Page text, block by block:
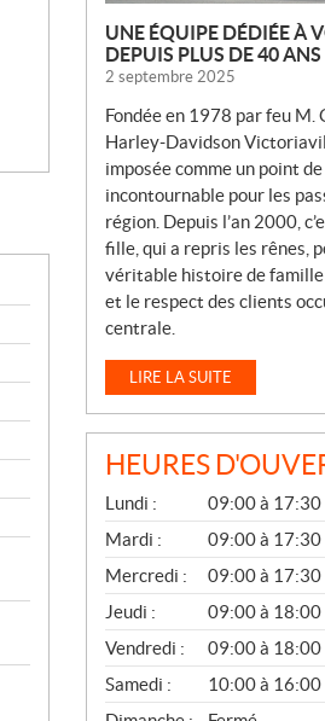
UNE ÉQUIPE DÉDIÉE À
DEPUIS PLUS DE 40 ANS
2 septembre 2025
Fondée en 1978 par feu M.
Harley-Davidson
imposée comme un point
incontournable pour les
région. Depuis l’an 2000,
fille, qui a repris les rênes,
véritable histoire de famille
et le respect des clients
centrale.
LIRE LA SUITE
HEURES
G
É
N
É
R
A
L
Lundi :
09:00 à 17:30
Mardi :
09:00 à 17:30
Mercredi :
09:00 à 17:30
Jeudi :
09:00 à 18:00
Vendredi :
09:00 à 18:00
Samedi :
10:00 à 16:00